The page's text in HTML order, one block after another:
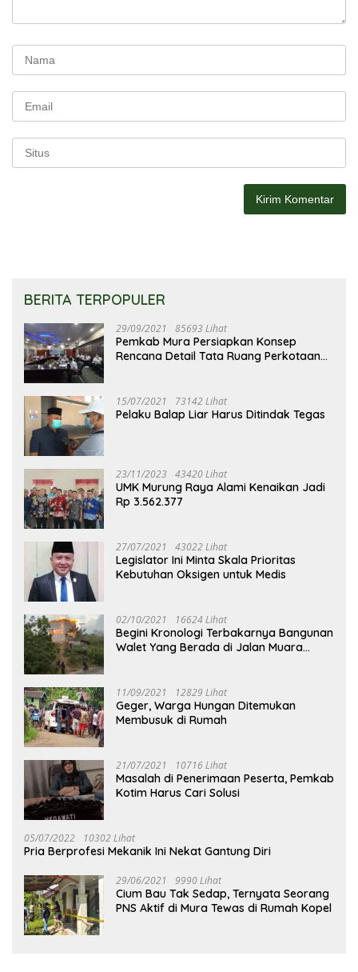
BERITA TERPOPULER
29/09/2021 85693 Lihat
Pemkab Mura Persiapkan Konsep
Rencana Detail Tata Ruang Perkotaan
15/07/2021 73142 Lihat
Pelaku Balap Liar Harus Ditindak Tegas
23/11/2023 43420 Lihat
UMK Murung Raya Alami Kenaikan Jadi
Rp 3.562.377
27/07/2021 43022 Lihat
Legislator Ini Minta Skala Prioritas
Kebutuhan Oksigen untuk Medis
02/10/2021 16624 Lihat
Begini Kronologi Terbakarnya Bangunan
Walet Yang Berada di Jalan Muara
11/09/2021 12829 Lihat
Geger, Warga Hungan Ditemukan
Membusuk di Rumah
21/07/2021 10716 Lihat
Masalah di Penerimaan Peserta, Pemkab
Kotim Harus Cari Solusi
05/07/2022 10302 Lihat
Pria Berprofesi Mekanik Ini Nekat Gantung Diri
29/06/2021 9990 Lihat
Cium Bau Tak Sedap, Ternyata Seorang
PNS Aktif di Mura Tewas di Rumah Kopel